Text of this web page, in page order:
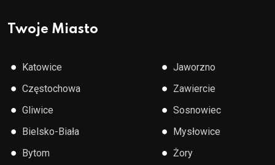
Twoje Miasto
● Katowice
● Częstochowa
● Gliwice
● Bielsko-Biała
● Bytom
● Jaworzno
● Zawiercie
● Sosnowiec
● Mysłowice
● Żory